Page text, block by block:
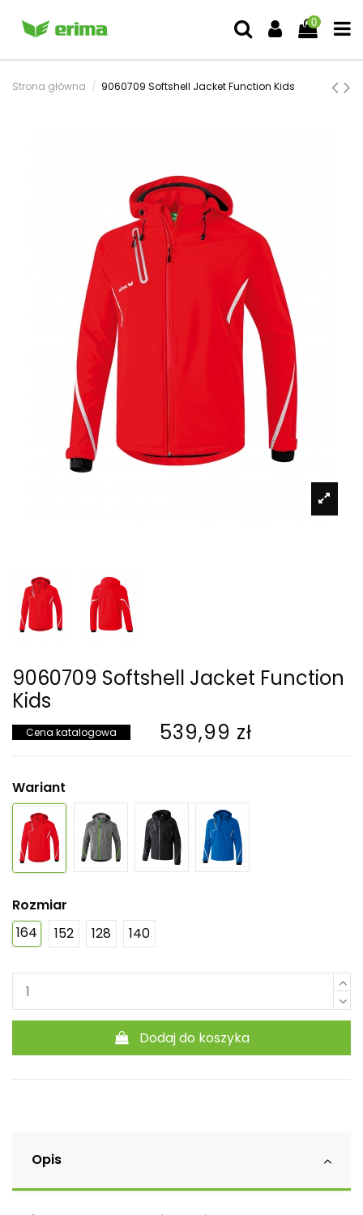
0
Strona główna 9060709 Softshell Jacket Function Kids
9060709 Softshell Jacket Function
Kids
Cena katalogowa 539,99 zł
Wariant
Rozmiar
164
152 128 140
Dodaj do koszyka
Opis